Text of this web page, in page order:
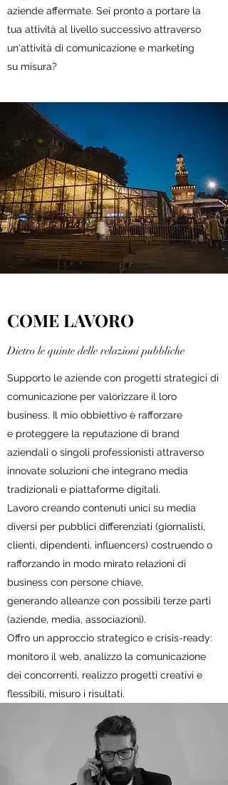
aziende affermate. Sei pronto a portare la
tua attività al livello successivo attraverso
un'attività di comunicazione e marketing
su misura?
COME LAVORO
Dietro le quinte delle relazioni pubbliche
Supporto le aziende con progetti strategici di
comunicazione per valorizzare il loro
business. Il mio obbiettivo è rafforzare
e proteggere la reputazione di brand
aziendali o singoli professionisti attraverso
innovate soluzioni che integrano media
tradizionali e piattaforme digitali.
Lavoro creando contenuti unici su media
diversi per pubblici differenziati (giornalisti,
clienti, dipendenti, influencers) costruendo o
rafforzando in modo mirato relazioni di
business con persone chiave,
generando alleanze con possibili terze parti
(aziende, media, associazioni).
Offro un approccio strategico e crisis-ready:
monitoro il web, analizzo la comunicazione
dei concorrenti, realizzo progetti creativi e
flessibili, misuro i risultati.